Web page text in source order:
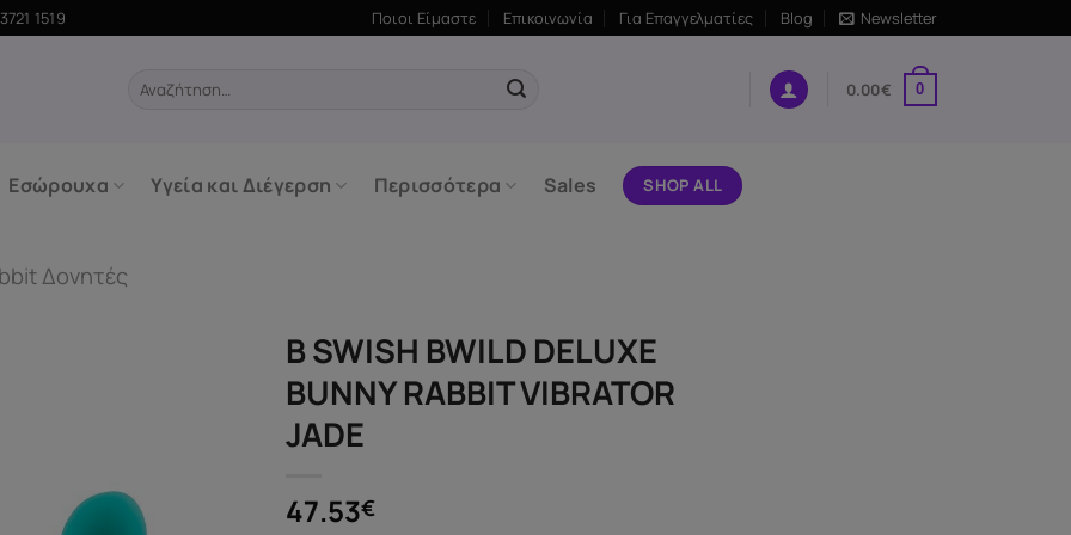
1519 Ποιοι Είμαστε Επικοινωνία Για Επαγγελματίες Blog Newsletter
Αναζήτηση
0.00€ 0
Εσώρουχα Υγεία και Διέγερση Περισσότερα Sales SHOP ALL
Δονητές
B SWISH BWILD DELUXE
BUNNY RABBIT VIBRATOR
JADE
47.53€